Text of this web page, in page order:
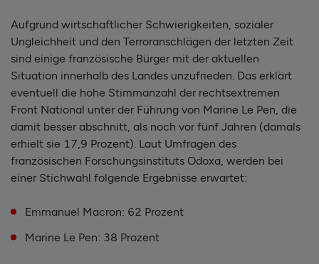
Aufgrund wirtschaftlicher Schwierigkeiten, sozialer
Ungleichheit und den Terroranschlägen der letzten Zeit
sind einige französische Bürger mit der aktuellen
Situation innerhalb des Landes unzufrieden. Das erklärt
eventuell die hohe Stimmanzahl der rechtsextremen
Front National unter der Führung von Marine Le Pen, die
damit besser abschnitt, als noch vor fünf Jahren (damals
erhielt sie 17,9 Prozent). Laut Umfragen des
französischen Forschungsinstituts Odoxa, werden bei
einer Stichwahl folgende Ergebnisse erwartet:
Emmanuel Macron: 62 Prozent
Marine Le Pen: 38 Prozent